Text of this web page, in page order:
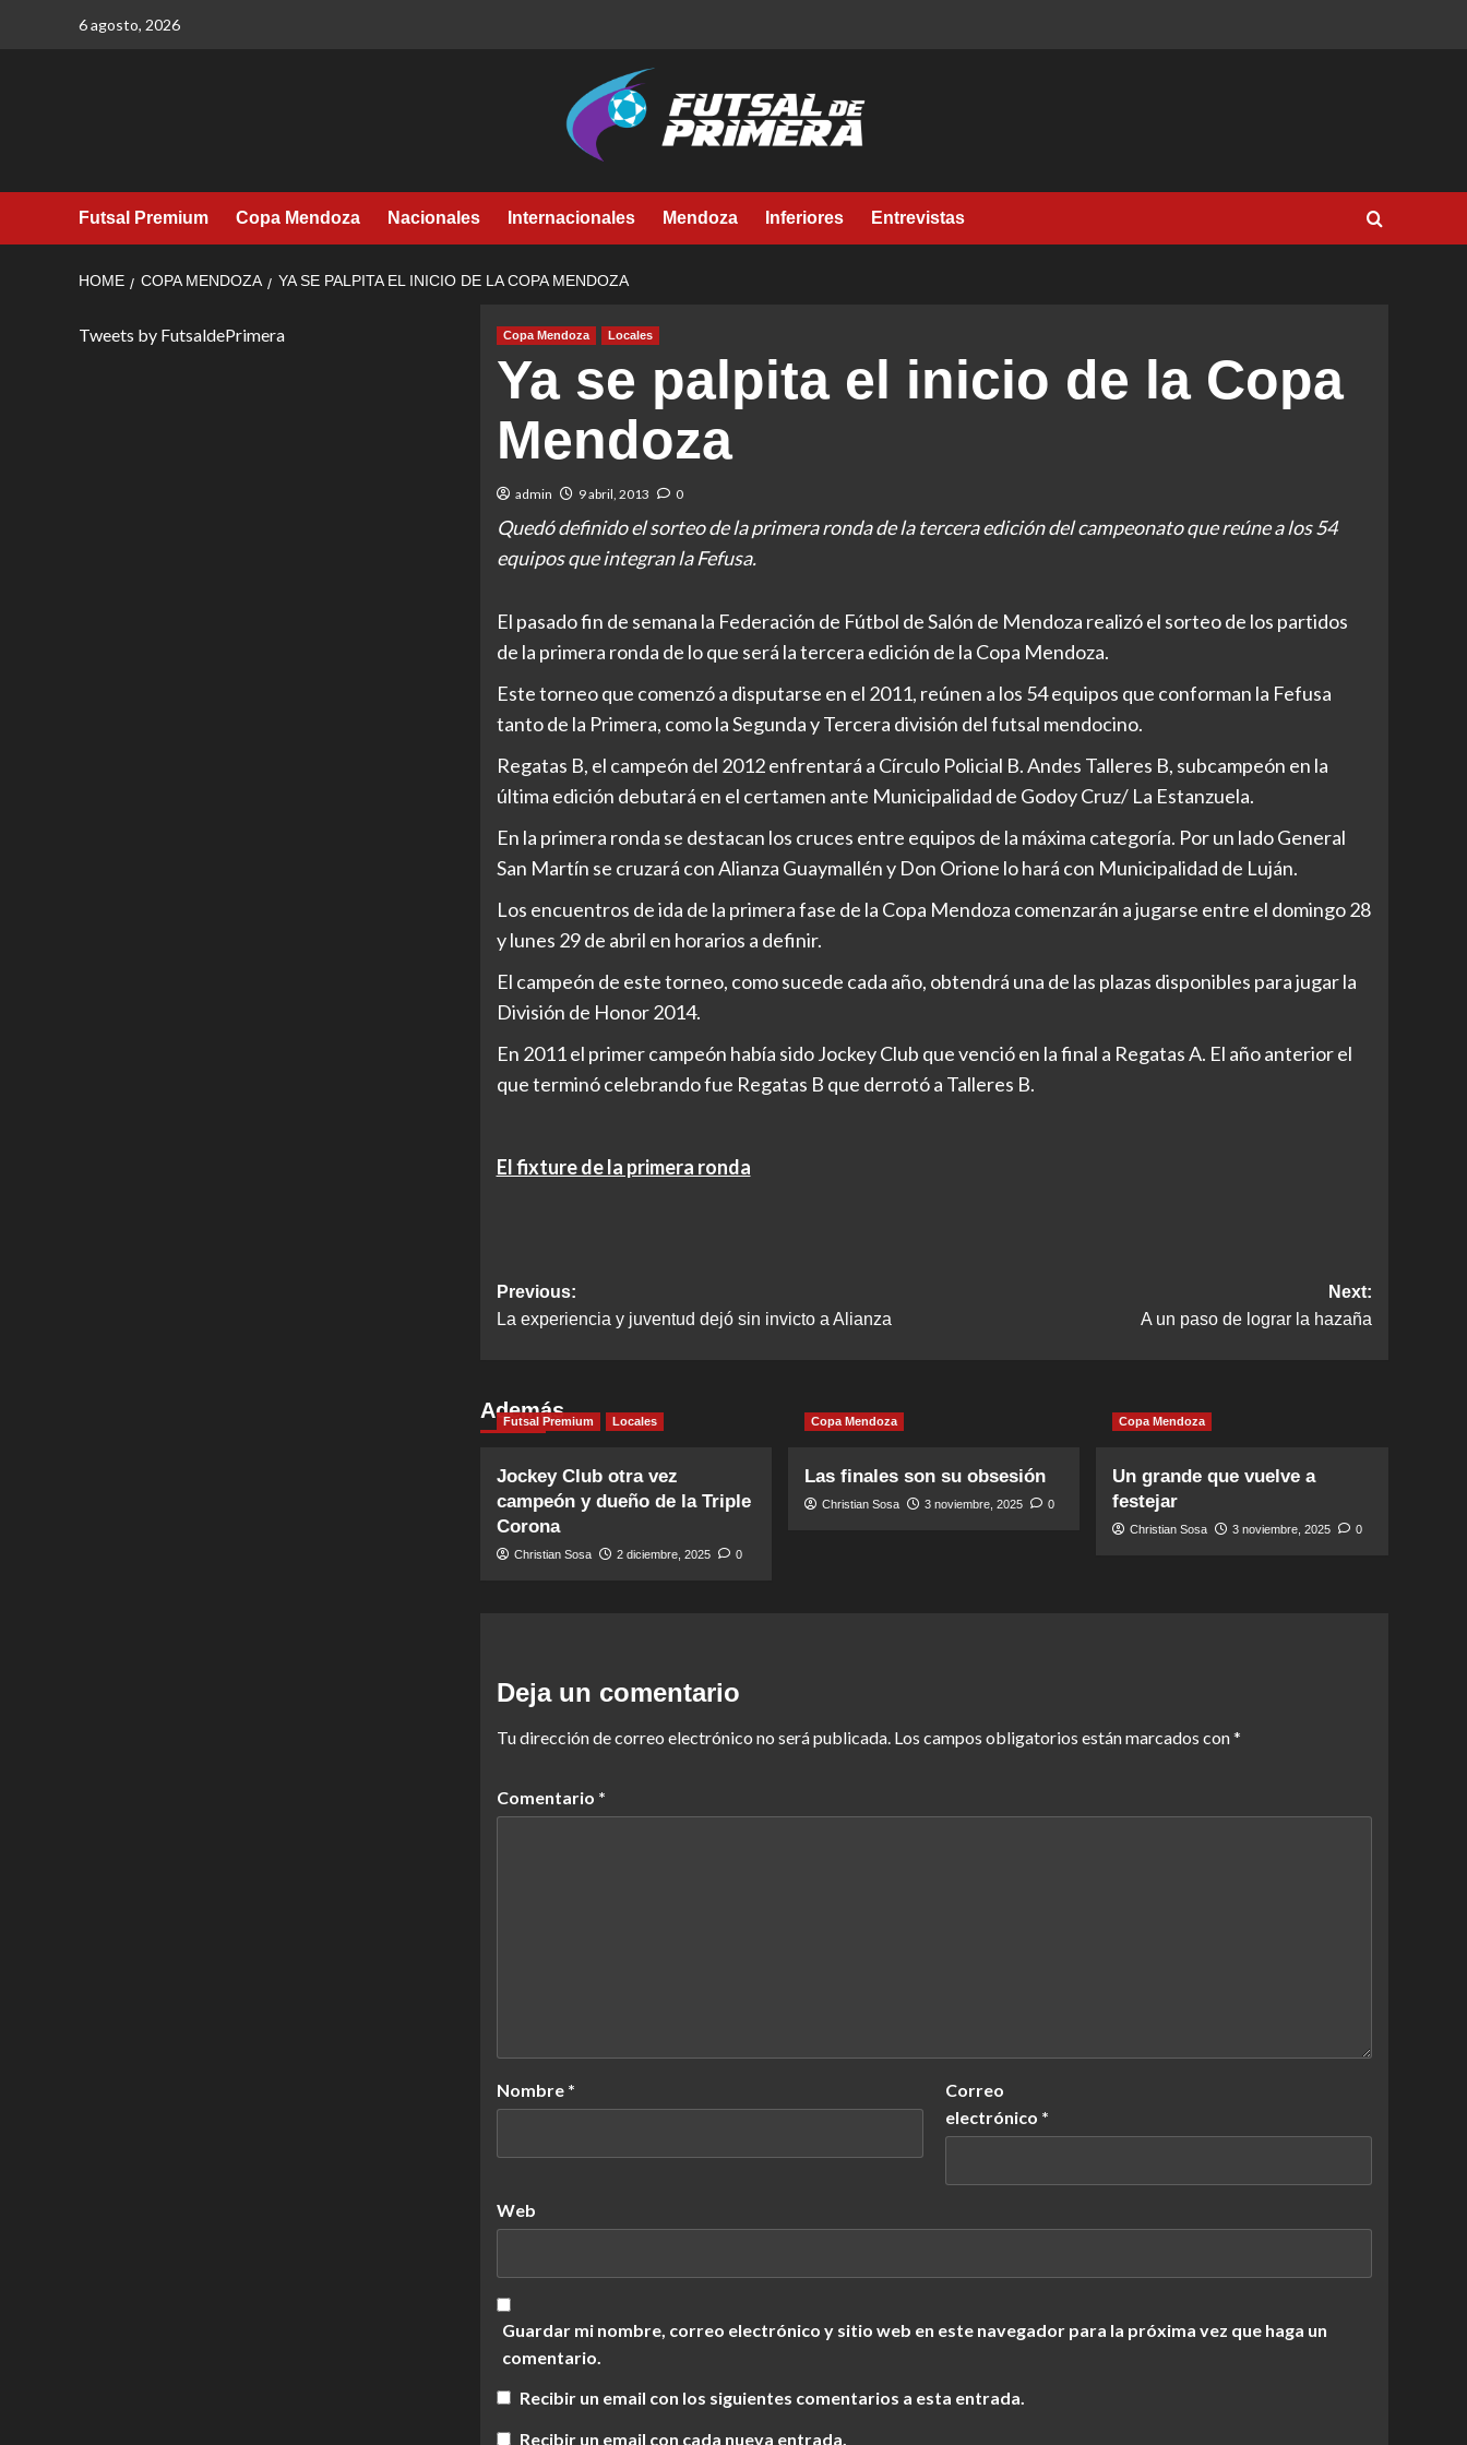
6 agosto, 2026
Futsal Premium Copa Mendoza Nacionales Internacionales Mendoza Inferiores Entrevistas
HOME COPA MENDOZA YA SE PALPITA EL INICIO DE LA COPA MENDOZA
Copa Mendoza Locales
Ya se palpita el inicio de la Copa
Mendoza
admin 9 abril, 2013 0
Quedó definido el sorteo de la primera ronda de la tercera edición del campeonato que reúne a los 54
equipos que integran la Fefusa.
El pasado fin de semana la Federación de Fútbol de Salón de Mendoza realizó el sorteo de los partidos
de la primera ronda de lo que será la tercera edición de la Copa Mendoza.
Este torneo que comenzó a disputarse en el 2011, reúnen a los 54 equipos que conforman la Fefusa
tanto de la Primera, como la Segunda y Tercera división del futsal mendocino.
Regatas B, el campeón del 2012 enfrentará a Círculo Policial B. Andes Talleres B, subcampeón en la
última edición debutará en el certamen ante Municipalidad de Godoy Cruz/ La Estanzuela.
En la primera ronda se destacan los cruces entre equipos de la máxima categoría. Por un lado General
San Martín se cruzará con Alianza Guaymallén y Don Orione lo hará con Municipalidad de Luján.
Los encuentros de ida de la primera fase de la Copa Mendoza comenzarán a jugarse entre el domingo 28
y lunes 29 de abril en horarios a definir.
El campeón de este torneo, como sucede cada año, obtendrá una de las plazas disponibles para jugar la
División de Honor 2014.
En 2011 el primer campeón había sido Jockey Club que venció en la final a Regatas A. El año anterior el
que terminó celebrando fue Regatas B que derrotó a Talleres B.
El fixture de la primera ronda
Post
navigation
Previous:
La experiencia y juventud dejó sin invicto a Alianza
Next:
A un paso de lograr la hazaña
Además
Futsal Premium Locales
Jockey Club otra vez
campeón y dueño de la Triple
Corona
Christian Sosa 2 diciembre, 2025 0
Copa Mendoza
Las finales son su obsesión
Christian Sosa 3 noviembre, 2025 0
Copa Mendoza
Un grande que vuelve a
festejar
Christian Sosa 3 noviembre, 2025 0
Deja un comentario
Tu dirección de correo electrónico no será publicada. Los campos obligatorios están marcados con*
Comentario *
Nombre *
Correo
electrónico *
Web
Guardar mi nombre, correo electrónico y sitio web en este navegador para la próxima vez que haga un
comentario.
Recibir un email con los siguientes comentarios a esta entrada.
Recibir un email con cada nueva entrada.
Tweets by FutsaldePrimera